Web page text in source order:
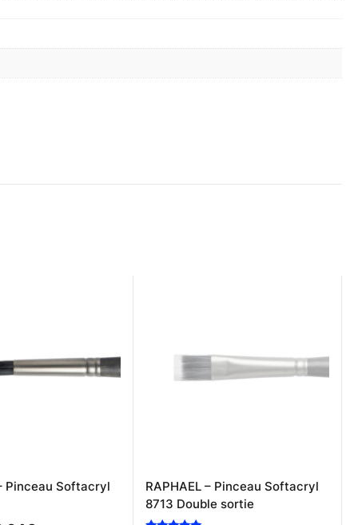
Pinceau Softacryl
RAPHAEL – Pinceau Softacryl
8713 Double sortie